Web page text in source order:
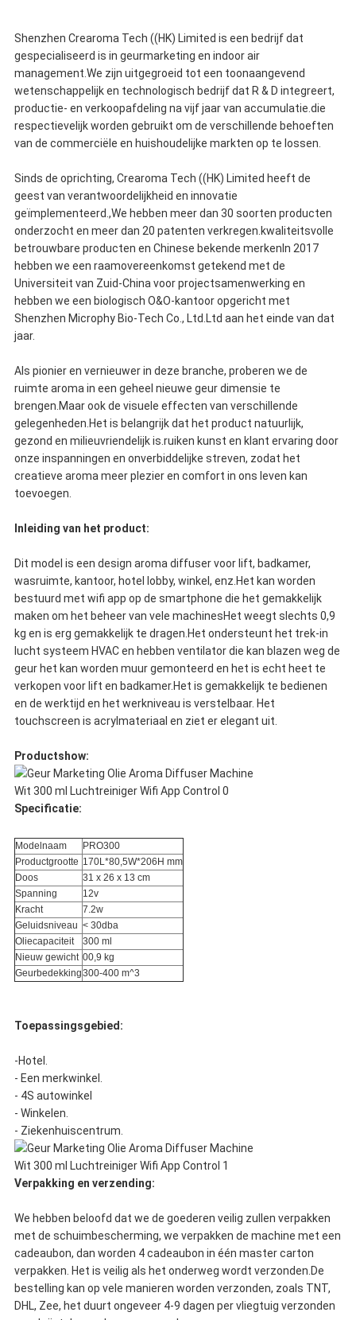
Shenzhen Crearoma Tech ((HK) Limited is een bedrijf dat
gespecialiseerd is in geurmarketing en indoor air
management.We zijn uitgegroeid tot een toonaangevend
wetenschappelijk en technologisch bedrijf dat R & D integreert,
productie- en verkoopafdeling na vijf jaar van accumulatie.die
respectievelijk worden gebruikt om de verschillende behoeften
van de commerciële en huishoudelijke markten op te lossen.
Sinds de oprichting, Crearoma Tech ((HK) Limited heeft de
geest van verantwoordelijkheid en innovatie
geïmplementeerd.,We hebben meer dan 30 soorten producten
onderzocht en meer dan 20 patenten verkregen.kwaliteitsvolle
betrouwbare producten en Chinese bekende merkenIn 2017
hebben we een raamovereenkomst getekend met de
Universiteit van Zuid-China voor projectsamenwerking en
hebben we een biologisch O&O-kantoor opgericht met
Shenzhen Microphy Bio-Tech Co., Ltd.Ltd aan het einde van dat
jaar.
Als pionier en vernieuwer in deze branche, proberen we de
ruimte aroma in een geheel nieuwe geur dimensie te
brengen.Maar ook de visuele effecten van verschillende
gelegenheden.Het is belangrijk dat het product natuurlijk,
gezond en milieuvriendelijk is.ruiken kunst en klant ervaring door
onze inspanningen en onverbiddelijke streven, zodat het
creatieve aroma meer plezier en comfort in ons leven kan
toevoegen.
Inleiding van het product:
Dit model is een design aroma diffuser voor lift, badkamer,
wasruimte, kantoor, hotel lobby, winkel, enz.Het kan worden
bestuurd met wifi app op de smartphone die het gemakkelijk
maken om het beheer van vele machinesHet weegt slechts 0,9
kg en is erg gemakkelijk te dragen.Het ondersteunt het trek-in
lucht systeem HVAC en hebben ventilator die kan blazen weg de
geur het kan worden muur gemonteerd en het is echt heet te
verkopen voor lift en badkamer.Het is gemakkelijk te bedienen
en de werktijd en het werkniveau is verstelbaar. Het
touchscreen is acrylmateriaal en ziet er elegant uit.
Productshow:
Specificatie:
Modelnaam
PRO300
Productgrootte 170L*80,5W*206H mm
Doos
31 x 26 x 13 cm
Spanning
12v
Kracht
7.2w
Geluidsniveau < 30dba
Oliecapaciteit
300 ml
Nieuw gewicht 00,9 kg
Geurbedekking300-400 m^3
Toepassingsgebied:
-Hotel.
- Een merkwinkel.
- 4S autowinkel
- Winkelen.
- Ziekenhuiscentrum.
Verpakking en verzending:
We hebben beloofd dat we de goederen veilig zullen verpakken
met de schuimbescherming, we verpakken de machine met een
cadeaubon, dan worden 4 cadeaubon in één master carton
verpakken. Het is veilig als het onderweg wordt verzonden.De
bestelling kan op vele manieren worden verzonden, zoals TNT,
DHL, Zee, het duurt ongeveer 4-9 dagen per vliegtuig verzonden